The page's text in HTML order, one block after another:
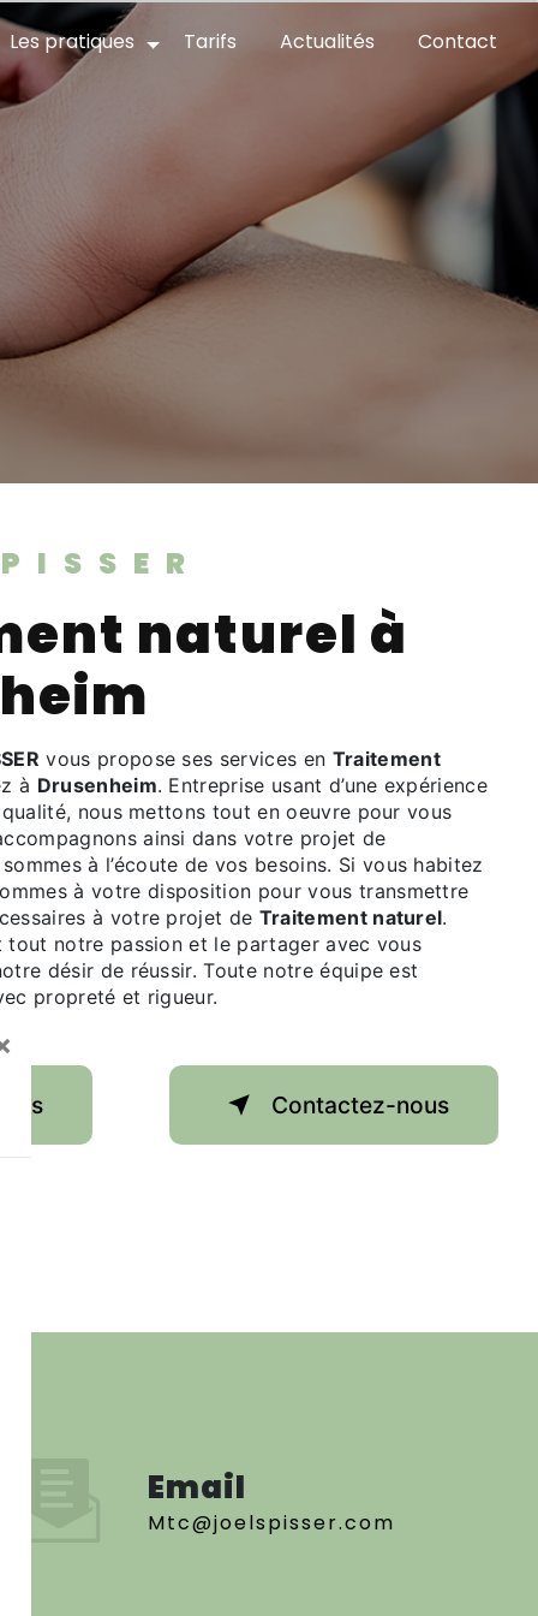
Les pratiques Tarifs Actualités Contact
vous propose ses services en Traitement
à Drusenheim. Entreprise usant d’une expérience
nous mettons tout en oeuvre pour vous
ainsi dans votre projet de
à l’écoute de vos besoins. Si vous habitez
à votre disposition pour vous transmettre
à votre projet de Traitement naturel.
tout notre passion et le partager avec vous
désir de réussir. Toute notre équipe est
propreté et rigueur.
Contactez-nous
Email
mtc@joelspisser.com